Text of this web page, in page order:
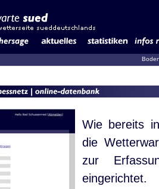
Wie bereits
die
zur